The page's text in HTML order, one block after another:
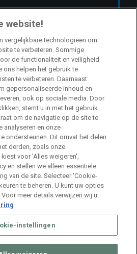
Niklaas
– Machelen
Life Sciences
website!
vergelijkbare technologieën om
te verbeteren. Sommige
de functionaliteit en veiligheid
ons helpen het gebruik te
te verbeteren. Daarnaast
gepersonaliseerde inhoud en
ook op sociale media. Door
stemt u in met het gebruik
om de navigatie op de site te
analyseren en onze
ondersteunen. Dit omvat het delen
derden, zoals onze
voor 'Alles weigeren',
en stellen we alleen essentiële
van de site. Selecteer 'Cookie-
te beheren. U kunt uw opties
meer details verwijzen wij u
instellingen